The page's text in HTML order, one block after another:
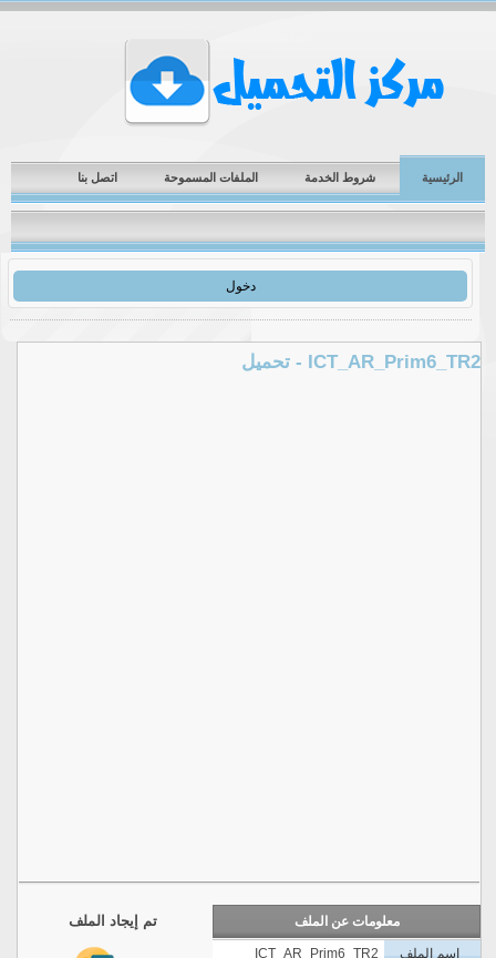
الرئيسية شروط الخدمة الملفات المسموحة اتصل بنا
دخول
ICT_AR_Prim6_TR2 - تحميل
معلومات عن الملف
اسم الملف
ICT_AR_Prim6_TR2
تم إيجاد الملف